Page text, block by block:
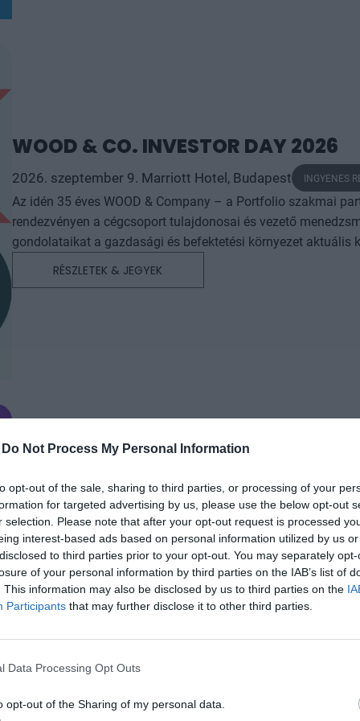
Do Not Process My Personal Information
opt-out of the sale, sharing to third parties, or processing of your
for targeted advertising by us, please use the below opt-out
selection. Please note that after your opt-out request is processed
interest-based ads based on personal information utilized by us
to third parties prior to your opt-out. You may separately
of your personal information by third parties on the IAB’s list of
This information may also be disclosed by us to third parties on the
Participants that may further disclose it to other third parties.
Data Processing Opt Outs
opt-out of the Sharing of my personal data.
WOOD & CO. INVESTOR DAY 2026
2026. szeptember 9. Marriott Hotel, Budapest INGYENES
Az idén 35 éves WOOD & Company – a Portfolio szakmai
rendezvényen a cégcsoport tulajdonosai és vezető
gondolataikat a gazdasági és befektetési környezet aktuális
RÉSZLETEK & JEGYEK
PRIVATE HEALTH FORUM 2026
2026. szeptember 10. Marriott Hotel, Budapest
A felszínen minden változatlan a magyar
magánszolgáltatások iránti kereslet folyamatos, a
betegek elvárásokkal érkeznek és egyre tájékozottabbak, a
szektor és kezd kettészakadni a nagyok mezőnye: az
kíméletlen csata folyik, újfajta együttműködések születnek,
környezetben rendezzük meg most már 10. alkalommal a